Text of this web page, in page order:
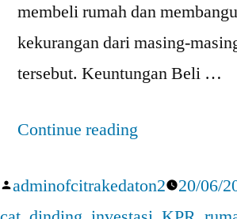
membeli rumah dan
kekurangan dari masing-
tersebut. Keuntungan Beli …
Continue reading
adminofcitrakedaton2 20/06/